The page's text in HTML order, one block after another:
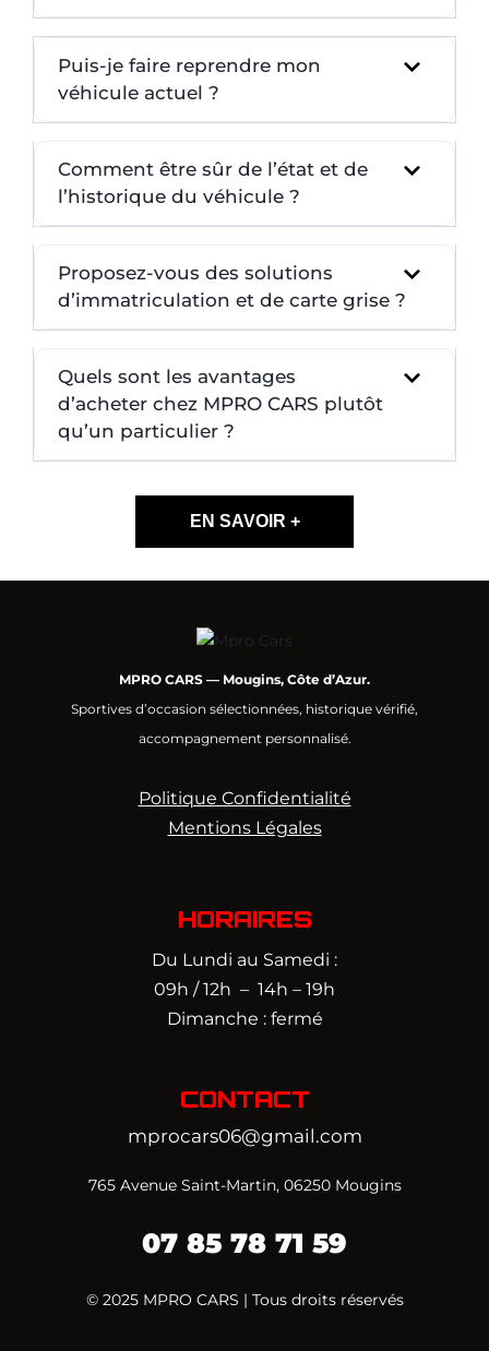
Puis-je faire reprendre mon
véhicule actuel ?
Comment être sûr de l’état et de
l’historique du véhicule ?
Proposez-vous des solutions
d’immatriculation et de carte grise ?
Quels sont les avantages
d’acheter chez MPRO CARS plutôt
qu’un particulier ?
EN SAVOIR +
MPRO CARS — Mougins, Côte d’Azur.
Sportives d’occasion sélectionnées, historique vérifié,
accompagnement personnalisé.
Politique Confidentialité
Mentions Légales
HORAIRES
Du Lundi au Samedi :
09h / 12h – 14h – 19h
Dimanche : fermé
CONTACT
mprocars06@gmail.com
765 Avenue Saint-Martin, 06250 Mougins
07 85 78 71 59‬
© 2025 MPRO CARS | Tous droits réservés